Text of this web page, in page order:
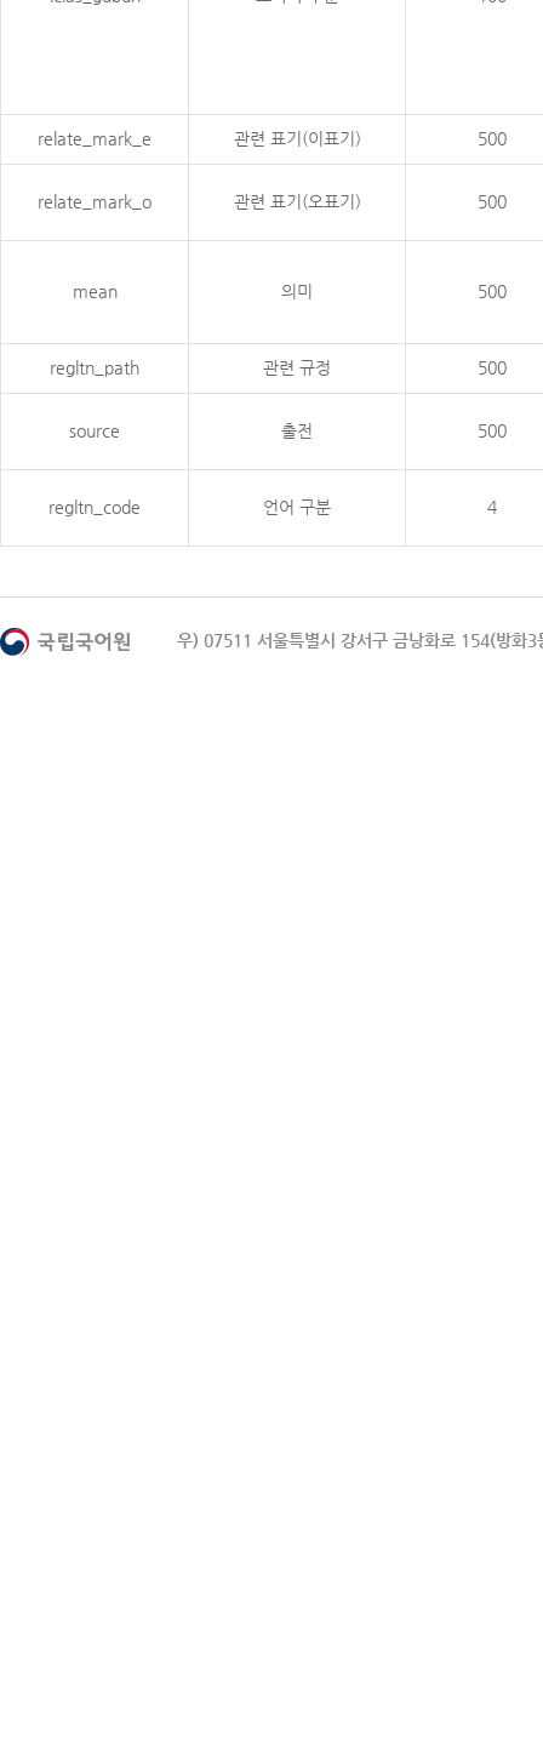
relate_mark_e 관련 표기(이표기) 500
relate_mark_o 관련 표기(오표기) 500
mean 의미 500
regltn_path 관련 규정 500
source 출전 500
regltn_code 언어 구분 4
우) 07511 서울특별시 강서구 금낭화로 154(방화3